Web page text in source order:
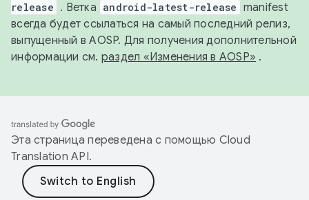
release . Ветка android-latest-release manifest
всегда будет ссылаться на самый последний релиз,
выпущенный в AOSP. Для получения дополнительной
информации см. раздел «Изменения в AOSP» .
Эта страница переведена с помощью Cloud
Translation API.